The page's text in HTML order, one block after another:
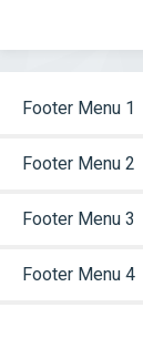
Footer Menu 1
Footer Menu 2
Footer Menu 3
Footer Menu 4